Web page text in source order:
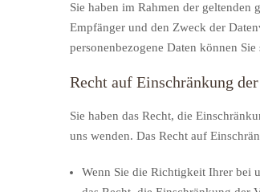
Sie haben im Rahmen der geltenden
Empfänger und den Zweck der
personenbezogene Daten können
Recht auf Einschränkung
Sie haben das Recht, die
uns wenden. Das Recht auf
Wenn Sie die Richtigkeit Ihrer bei